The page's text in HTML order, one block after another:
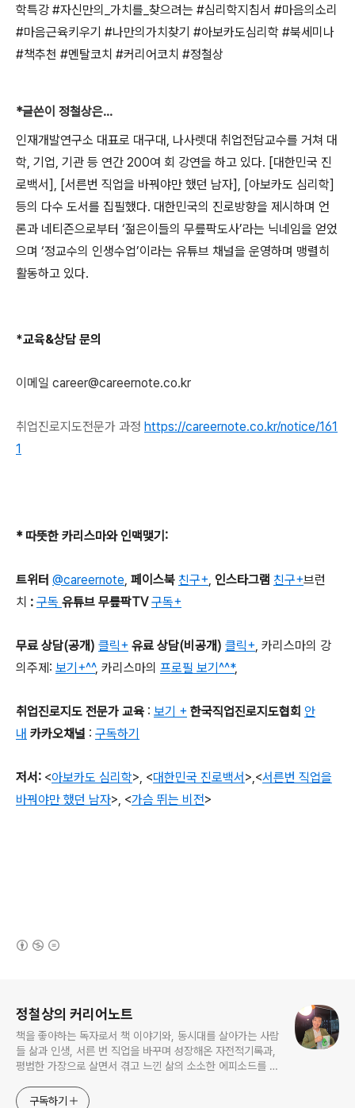
학특강 #자신만의 가치를 찾으려는 #심리학지침서 #마음의소리
#마음근육키우기 #나만의가치찾기 #아보카도심리학 #북세미나
#책추천 #멘탈코치 #커리어코치 #정철상
*글쓴이 정철상은...
인재개발연구소 대표로 대구대, 나사렛대 취업전담교수를 거쳐 대
학, 기업, 기관 등 연간 200여 회 강연을 하고 있다. [대한민국 진
로백서], [서른번 직업을 바꿔야만 했던 남자], [아보카도 심리학]
등의 다수 도서를 집필했다. 대한민국의 진로방향을 제시하며 언
론과 네티즌으로부터 ‘젊은이들의 무릎팍도사’라는 닉네임을 얻었
으며 ‘정교수의 인생수업’이라는 유튜브 채널을 운영하며 맹렬히
활동하고 있다.
*교육&상담 문의
이메일 career@careernote.co.kr
취업진로지도전문가 과정 https://careernote.co.kr/notice/161
1
* 따뜻한 카리스마와 인맥맺기 :
트위터 @careernote, 페이스북 친구+, 인스타그램 친구+브런
치 : 구독 유튜브 무릎팍TV 구독+
무료 상담(공개) 클릭+ 유료 상담(비공개) 클릭+, 카리스마의 강
의주제 : 보기+^^, 카리스마의 프로필 보기^^*,
취업진로지도 전문가 교육 : 보기 + 한국직업진로지도협회 안
내 카카오채널 : 구독하기
저서 : <아보카도 심리학>, <대한민국 진로백서>,<서른번 직업을
바꿔야만 했던 남자>, <가슴 뛰는 비전>
정철상의 커리어노트
책을 좋아하는 독자로서 책 이야기와, 동시대를 살아가는 사람
들 삶과 인생, 서른 번 직업을 바꾸며 성장해온 자전적기록과,
평범한 가장으로 살면서 겪고 느낀 삶의 소소한 에피소드를 전
고픈 커리어코치, 유튜브: 정교수의 인생수업
구독하기